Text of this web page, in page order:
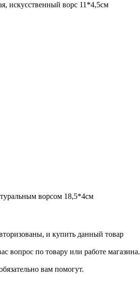
искусственный ворс 11*4,5см
ворсом 18,5*4см
и купить данный товар
вопрос по товару или работе магазина.
вам помогут.